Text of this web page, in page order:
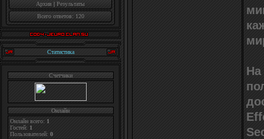
Архив | Результаты
Всего ответов: 120
Статистика
Счетчики
Онлайн
Онлайн всего: 1
Гостей: 1
Пользователей: 0
На